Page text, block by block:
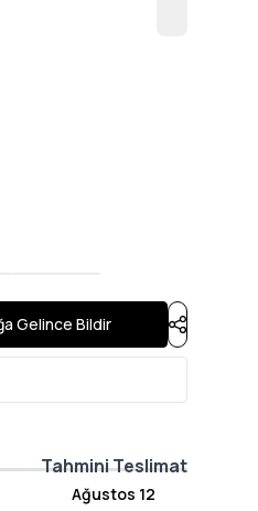
Gelince Bildir
Tahmini Teslimat
Ağustos 12